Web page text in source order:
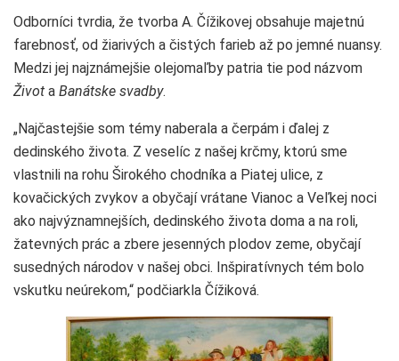
Odborníci tvrdia, že tvorba A. Čížikovej obsahuje majetnú
farebnosť, od žiarivých a čistých farieb až po jemné nuansy.
Medzi jej najznámejšie olejomaľby patria tie pod názvom
Život a Banátske svadby.
„Najčastejšie som témy naberala a čerpám i ďalej z
dedinského života. Z veselíc z našej krčmy, ktorú sme
vlastnili na rohu Širokého chodníka a Piatej ulice, z
kovačických zvykov a obyčají vrátane Vianoc a Veľkej noci
ako najvýznamnejších, dedinského života doma a na roli,
žatevných prác a zbere jesenných plodov zeme, obyčají
susedných národov v našej obci. Inšpiratívnych tém bolo
vskutku neúrekom,“ podčiarkla Čížiková.